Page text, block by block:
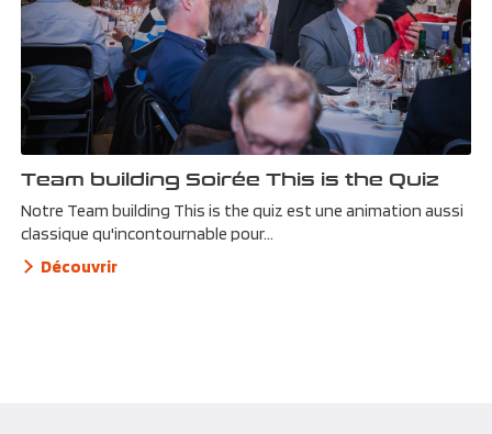
Team building Soirée This is the Quiz
Notre Team building This is the quiz est une animation aussi
classique qu'incontournable pour...
Découvrir